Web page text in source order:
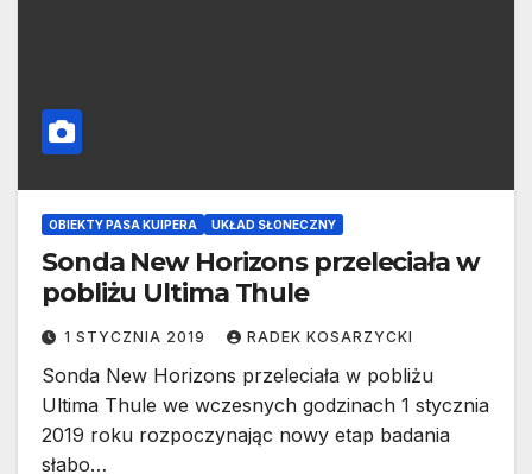
OBIEKTY PASA KUIPERA UKŁAD SŁONECZNY
Sonda New Horizons przeleciała w
pobliżu Ultima Thule
1 STYCZNIA 2019 RADEK KOSARZYCKI
Sonda New Horizons przeleciała w pobliżu
Ultima Thule we wczesnych godzinach 1 stycznia
2019 roku rozpoczynając nowy etap badania
słabo…